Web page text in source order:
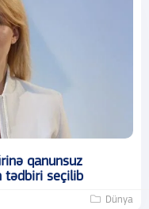
qanunsuz
tədbiri seçilib
Dünya